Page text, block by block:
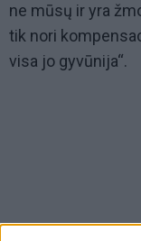
ne mūsų ir yra
tik nori
visa jo gyvūnija“.